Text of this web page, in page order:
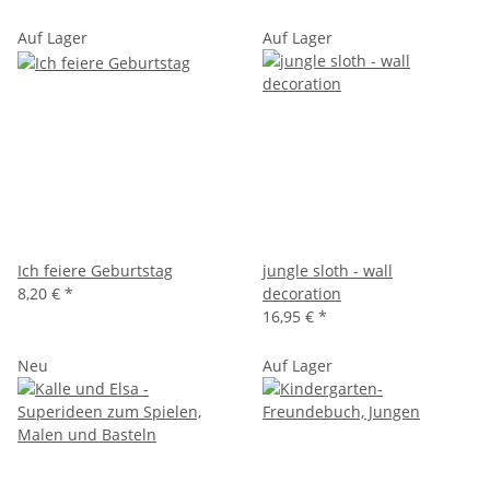
Auf Lager
Ich feiere Geburtstag
8,20 € *
Auf Lager
jungle sloth - wall
decoration
16,95 € *
Neu Auf Lager